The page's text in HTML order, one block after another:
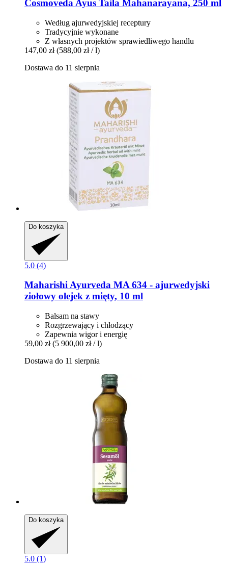
Cosmoveda Ayus Taila Mahanarayana, 250 ml
Według ajurwedyjskiej receptury
Tradycyjnie wykonane
Z własnych projektów sprawiedliwego handlu
147,00 zł (588,00 zł / l)
Dostawa do 11 sierpnia
Do koszyka
5.0 (4)
Maharishi Ayurveda MA 634 -​ ajurwedyjski
ziołowy olejek z mięty, 10 ml
Balsam na stawy
Rozgrzewający i chłodzący
Zapewnia wigor i energię
59,00 zł (5 900,00 zł / l)
Dostawa do 11 sierpnia
Do koszyka
5.0 (1)